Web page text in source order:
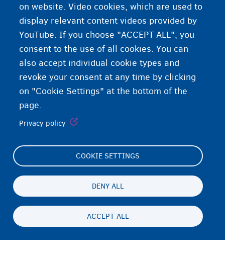
Te marresh trenin, tramvaj ose autobusin
on website. Video cookies, which are used to
display relevant content videos provided by
YouTube. If you choose "ACCEPT ALL", you
consent to the use of all cookies. You can
also accept individual cookie types and
revoke your consent at any time by clicking
on "Cookie Settings" at the bottom of the
page.
Privacy policy
COOKIE SETTINGS
DENY ALL
ACCEPT ALL
Footer
(menu)
Cookie Settings
Privatesia & Mospranimi
SQ
Persistent
menu